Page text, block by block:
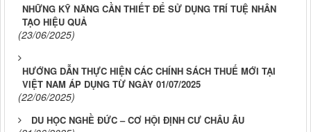
NHỮNG KỸ NĂNG CẦN THIẾT ĐỂ SỬ DỤNG TRÍ TUỆ NHÂN
TẠO HIỆU QUẢ
(23/06/2025)
HƯỚNG DẪN THỰC HIỆN CÁC CHÍNH SÁCH THUẾ MỚI TẠI
VIỆT NAM ÁP DỤNG TỪ NGÀY 01/07/2025
(22/06/2025)
DU HỌC NGHỀ ĐỨC – CƠ HỘI ĐỊNH CƯ CHÂU ÂU